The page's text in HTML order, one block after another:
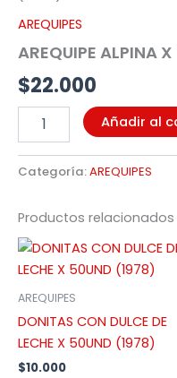
AREQUIPES
AREQUIPE ALPINA
$22.000
cantidad
Añadir al
Categoría:AREQUIPES
Productos relacionados
AREQUIPES
DONITAS CON DULCE DE
LECHE X 50UND (1978)
$10.000